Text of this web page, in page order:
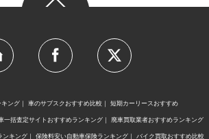
キング 車のサブスクおすすめ比較 短期カーリースおすすめ
一括査定サイトおすすめランキング 廃車買取業者おすすめランキング
ンキング 保険料安い自動車保険ランキング バイク買取おすすめ比較